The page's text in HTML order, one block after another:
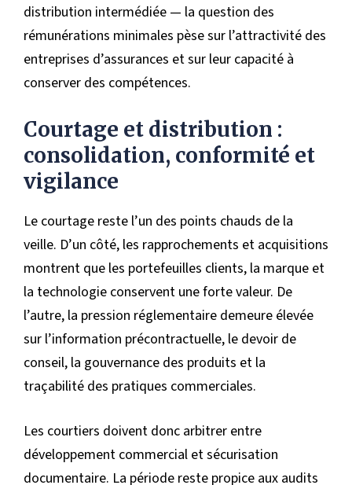
distribution intermédiée — la question des
rémunérations minimales pèse sur l’attractivité des
entreprises d’assurances et sur leur capacité à
conserver des compétences.
Courtage et distribution :
consolidation, conformité et
vigilance
Le courtage reste l’un des points chauds de la
veille. D’un côté, les rapprochements et acquisitions
montrent que les portefeuilles clients, la marque et
la technologie conservent une forte valeur. De
l’autre, la pression réglementaire demeure élevée
sur l’information précontractuelle, le devoir de
conseil, la gouvernance des produits et la
traçabilité des pratiques commerciales.
Les courtiers doivent donc arbitrer entre
développement commercial et sécurisation
documentaire. La période reste propice aux audits